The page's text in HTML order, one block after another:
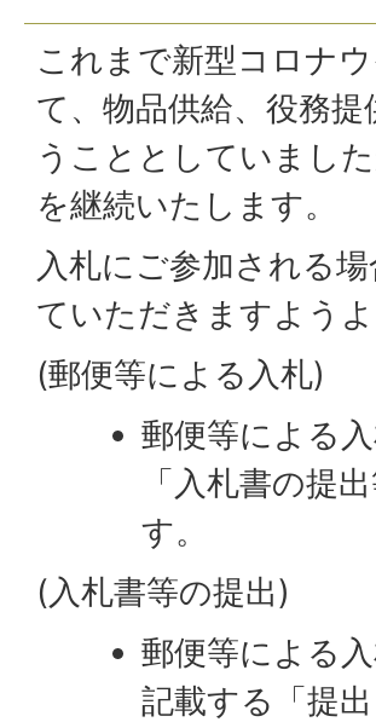
これまで新型コロナ
て、物品供給、役務
うこととしていまし
を継続いたします。
入札にご参加される
ていただきますよう
(郵便等による入札)
郵便等による
「入札書の提
す。
(入札書等の提出)
郵便等による
記載する「提